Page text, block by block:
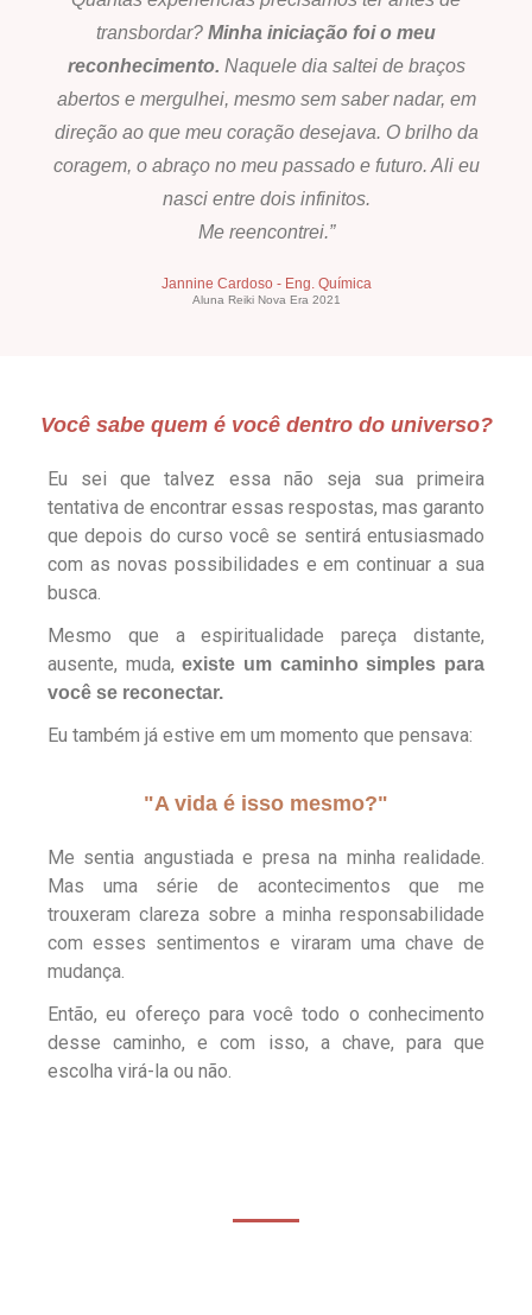
transbordar? Minha iniciação foi o meu
reconhecimento. Naquele dia saltei de braços
abertos e mergulhei, mesmo sem saber nadar, em
direção ao que meu coração desejava. O brilho da
coragem, o abraço no meu passado e futuro. Ali eu
nasci entre dois infinitos.
Me reencontrei.”
Jannine Cardoso - Eng. Química
Aluna Reiki Nova Era 2021
Você sabe quem é você dentro do universo?
Eu sei que talvez essa não seja sua primeira
tentativa de encontrar essas respostas, mas garanto
que depois do curso você se sentirá entusiasmado
com as novas possibilidades e em continuar a sua
busca.
Mesmo que a espiritualidade pareça distante,
ausente, muda,existe um caminho simples para
você se reconectar.
Eu também já estive em um momento que pensava:
"A vida é isso mesmo?"
Me sentia angustiada e presa na minha realidade.
Mas uma série de acontecimentos que me
trouxeram clareza sobre a minha responsabilidade
com esses sentimentos e viraram uma chave de
mudança.
Então, eu ofereço para você todo o conhecimento
desse caminho, e com isso, a chave, para que
escolha virá-la ou não.